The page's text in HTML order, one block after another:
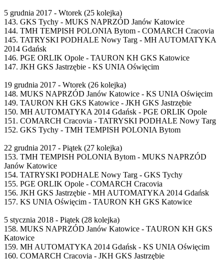
5 grudnia 2017 - Wtorek (25 kolejka)
143. GKS Tychy - MUKS NAPRZÓD Janów Katowice
144. TMH TEMPISH POLONIA Bytom - COMARCH Cracovia
145. TATRYSKI PODHALE Nowy Targ - MH AUTOMATYKA
2014 Gdańsk
146. PGE ORLIK Opole - TAURON KH GKS Katowice
147. JKH GKS Jastrzębie - KS UNIA Oświęcim
19 grudnia 2017 - Wtorek (26 kolejka)
148. MUKS NAPRZÓD Janów Katowice - KS UNIA Oświęcim
149. TAURON KH GKS Katowice - JKH GKS Jastrzębie
150. MH AUTOMATYKA 2014 Gdańsk - PGE ORLIK Opole
151. COMARCH Cracovia - TATRYSKI PODHALE Nowy Targ
152. GKS Tychy - TMH TEMPISH POLONIA Bytom
22 grudnia 2017 - Piątek (27 kolejka)
153. TMH TEMPISH POLONIA Bytom - MUKS NAPRZÓD
Janów Katowice
154. TATRYSKI PODHALE Nowy Targ - GKS Tychy
155. PGE ORLIK Opole - COMARCH Cracovia
156. JKH GKS Jastrzębie - MH AUTOMATYKA 2014 Gdańsk
157. KS UNIA Oświęcim - TAURON KH GKS Katowice
5 stycznia 2018 - Piątek (28 kolejka)
158. MUKS NAPRZÓD Janów Katowice - TAURON KH GKS
Katowice
159. MH AUTOMATYKA 2014 Gdańsk - KS UNIA Oświęcim
160. COMARCH Cracovia - JKH GKS Jastrzębie